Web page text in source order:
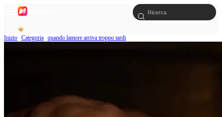
Inizio Categoria quando lamore arriva troppo tardi